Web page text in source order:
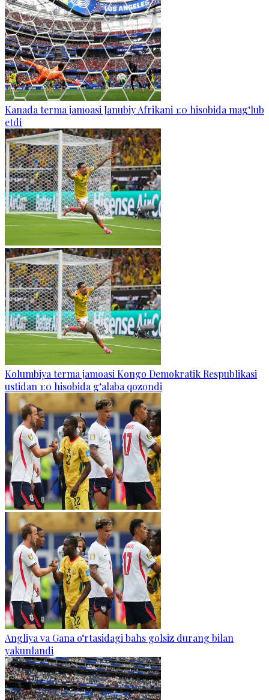
Kanada terma jamoasi Janubiy Afrikani 1:0 hisobida mag‘lub
etdi
Kolumbiya terma jamoasi Kongo Demokratik Respublikasi
ustidan 1:0 hisobida g‘alaba qozondi
Angliya va Gana o‘rtasidagi bahs golsiz durang bilan
yakunlandi